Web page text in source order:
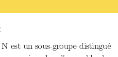
est un sous-groupe distingué